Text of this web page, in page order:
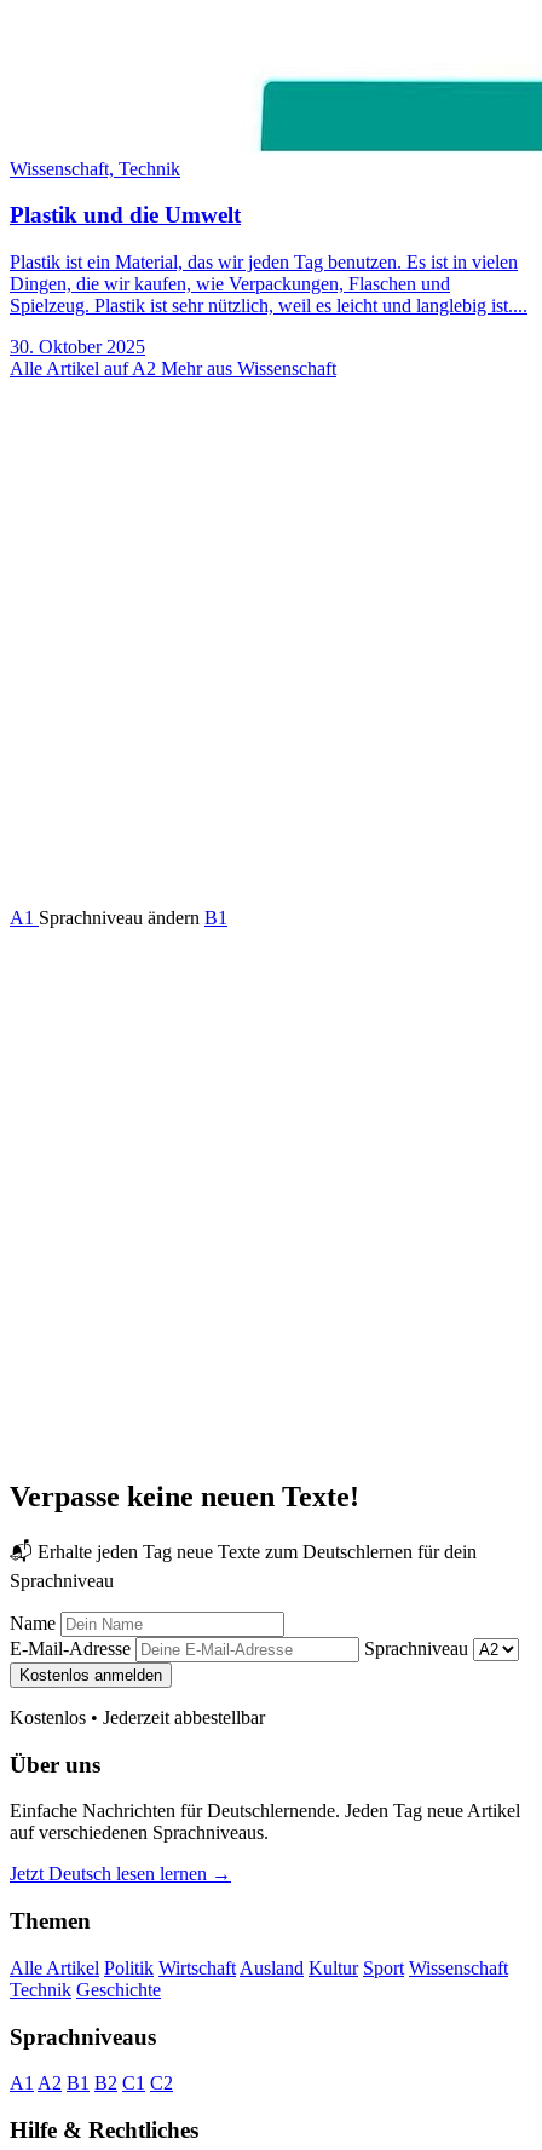
Wissenschaft, Technik
Plastik und die Umwelt
Plastik ist ein Material, das wir jeden Tag benutzen. Es ist in vielen
Dingen, die wir kaufen, wie Verpackungen, Flaschen und
Spielzeug. Plastik ist sehr nützlich, weil es leicht und langlebig ist....
30. Oktober 2025
Alle Artikel auf A2 Mehr aus Wissenschaft
A1 Sprachniveau ändern B1
Verpasse keine neuen Texte!
📬 Erhalte jeden Tag neue Texte zum Deutschlernen für dein
Sprachniveau
Name
E-Mail-Adresse
Sprachniveau
Kostenlos anmelden
Kostenlos • Jederzeit abbestellbar
Über uns
Einfache Nachrichten für Deutschlernende. Jeden Tag neue Artikel
auf verschiedenen Sprachniveaus.
Jetzt Deutsch lesen lernen →
Themen
Alle Artikel Politik Wirtschaft Ausland Kultur Sport Wissenschaft
Technik Geschichte
Sprachniveaus
A1 A2 B1 B2 C1 C2
Hilfe & Rechtliches